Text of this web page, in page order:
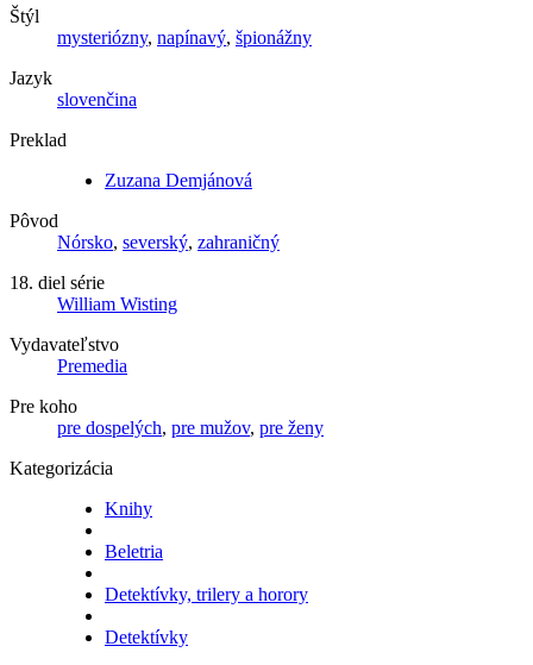
Štýl
mysteriózny, napínavý, špionážny
Jazyk
slovenčina
Preklad
Zuzana Demjánová
Pôvod
Nórsko, severský, zahraničný
18. diel série
William Wisting
Vydavateľstvo
Premedia
Pre koho
pre dospelých, pre mužov, pre ženy
Kategorizácia
Knihy
Beletria
Detektívky, trilery a horory
Detektívky